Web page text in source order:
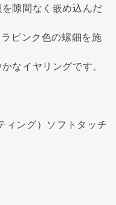
隙間なく嵌め込んだ
ピンク色の螺鈿を施
なイヤリングです。
ィング）ソフトタッチ